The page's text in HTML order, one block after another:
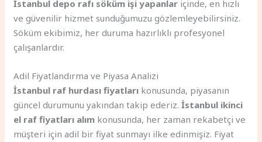
İstanbul depo rafı söküm işi yapanlar içinde, en hızlı
ve güvenilir hizmet sunduğumuzu gözlemleyebilirsiniz.
Söküm ekibimiz, her duruma hazırlıklı profesyonel
çalışanlardır.
Adil Fiyatlandırma ve Piyasa Analizi
İstanbul raf hurdası fiyatları konusunda, piyasanın
güncel durumunu yakından takip ederiz.İstanbul ikinci
el raf fiyatları alım konusunda, her zaman rekabetçi ve
müşteri için adil bir fiyat sunmayı ilke edinmişiz. Fiyat